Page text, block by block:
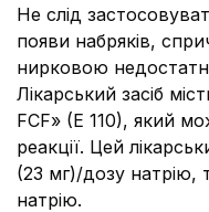
Не слід
появи набряків,
нирковою
Лікарський засіб
FCF» (E 110), який
реакції. Цей
(23 мг)/дозу натрію,
натрію.